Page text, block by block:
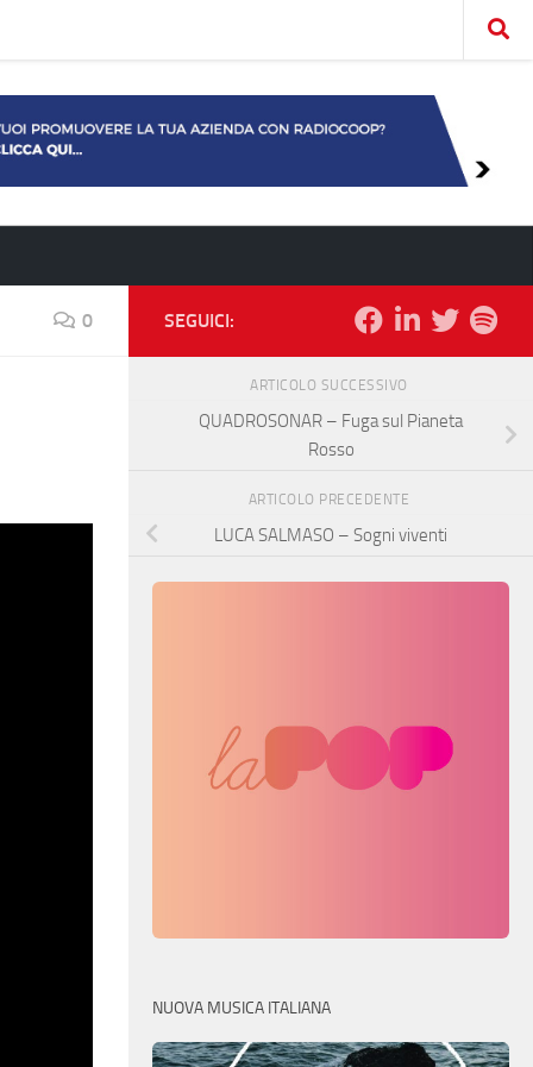
0 SEGUICI:
ARTICOLO SUCCESSIVO
QUADROSONAR – Fuga sul Pianeta
Rosso
ARTICOLO PRECEDENTE
LUCA SALMASO – Sogni viventi
NUOVA MUSICA ITALIANA